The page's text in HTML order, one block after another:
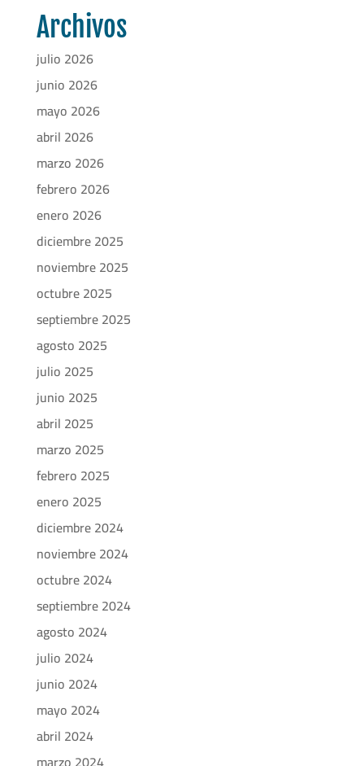
Archivos
julio 2026
junio 2026
mayo 2026
abril 2026
marzo 2026
febrero 2026
enero 2026
diciembre 2025
noviembre 2025
octubre 2025
septiembre 2025
agosto 2025
julio 2025
junio 2025
abril 2025
marzo 2025
febrero 2025
enero 2025
diciembre 2024
noviembre 2024
octubre 2024
septiembre 2024
agosto 2024
julio 2024
junio 2024
mayo 2024
abril 2024